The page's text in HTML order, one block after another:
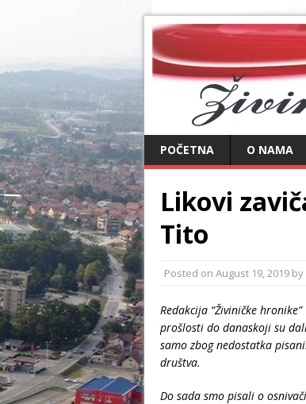
POČETNA O NAMA
Likovi
Tito
Posted on August 19, 2019 by
Redakcija “Živiničke
prošlosti do danaskoji su
samo zbog nedostatka
društva.
Do sada smo pisali o